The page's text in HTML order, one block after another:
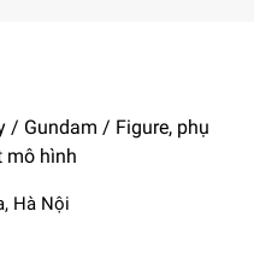
/ Gundam / Figure, phụ
mô hình
Hà Nội